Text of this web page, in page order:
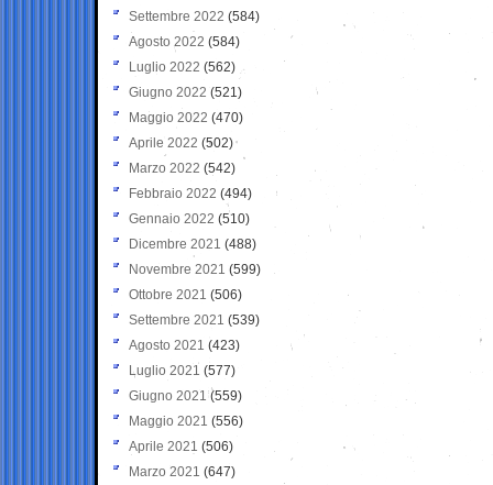
Settembre 2022 (584)
Agosto 2022 (584)
Luglio 2022 (562)
Giugno 2022 (521)
Maggio 2022 (470)
Aprile 2022 (502)
Marzo 2022 (542)
Febbraio 2022 (494)
Gennaio 2022 (510)
Dicembre 2021 (488)
Novembre 2021 (599)
Ottobre 2021 (506)
Settembre 2021 (539)
Agosto 2021 (423)
Luglio 2021 (577)
Giugno 2021(559)
Maggio 2021 (556)
Aprile 2021 (506)
Marzo 2021 (647)